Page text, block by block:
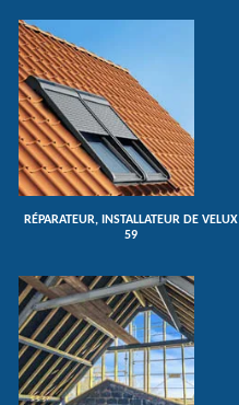
RÉPARATEUR, INSTALLATEUR DE VELUX
59